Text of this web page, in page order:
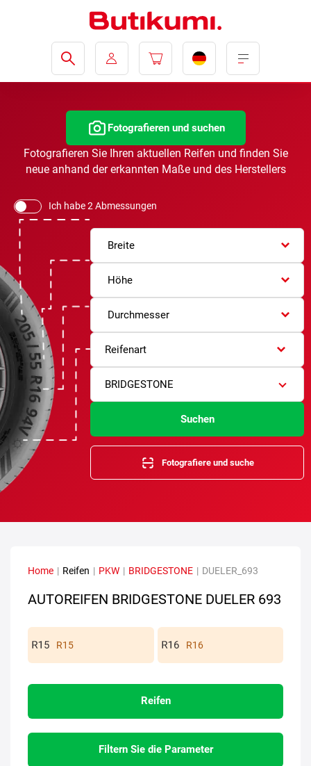
Fotografieren und suchen
Fotografieren Sie Ihren aktuellen Reifen und finden Sie
neue anhand der erkannten Maße und des Herstellers
Ich habe 2 Abmessungen
Breite
Höhe
Durchmesser
Reifenart
BRIDGESTONE
Suchen
Fotografiere und suche
Home | Reifen | PKW | BRIDGESTONE | DUELER_693
AUTOREIFEN BRIDGESTONE DUELER 693
R15 R16
Reifen
Filtern Sie die Parameter